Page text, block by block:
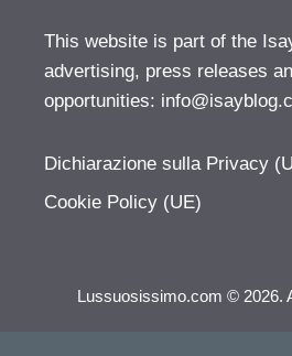
This website is part of the
advertising, press releases
opportunities:
Dichiarazione sulla Privacy
Cookie Policy (UE)
Lussuosissimo.com © 2026.